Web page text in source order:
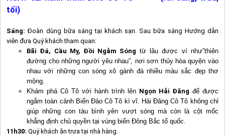
tối)
Sáng: Đoàn dùng bữa sáng tại khách sạn. Sau bữa sáng Hướng dẫn
viên đưa Quý khách tham quan:
Bãi Đá, Cầu Mỵ, Đồi Ngắm Sóng từ lâu được ví như”thiên
đường cho những người yêu nhau”, nơi sơn thủy hòa quyện vào
nhau với những con sóng xô gành đá nhiều màu sắc đẹp thơ
mộng.
Khám pháCô Tô với hành trình lên Ngọn Hải Đăng để được
ngắm toàn cảnh Biển ĐảoCô Tô kì vĩ. Hải ĐăngCô Tô không chỉ
giúp những con tàu bình yên vượt sóng mà còn là cột mốc
khẳng định chủ quyền tại vùng biển Đông Bắc tổ quốc.
11h30: Quý khách ăn trưa tại nhà hàng.